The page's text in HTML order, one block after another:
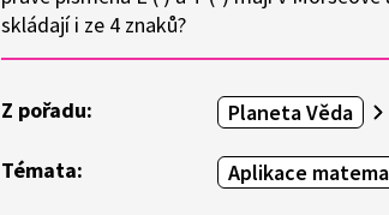
skládají i ze 4 znaků?
Z pořadu: Planeta Věda
Témata: Aplikace